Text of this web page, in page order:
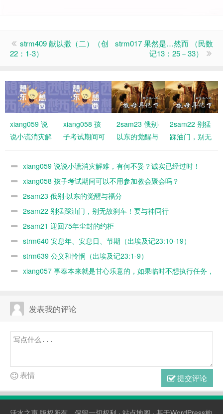
strm409 献以撒（二）（创
22：1-3）
strm017 果然是…然而 （民数
记13：25－33）
xiang059 说
说小谎消灾解
xiang058 孩
子考试期间可
会聚会吗？
2sam23 俄别·
以东的觉醒与
2sam22 别猛
踩油门，别无
神同行
xiang059 说说小谎消灾解难，有何不妥？诚实已经过时！
xiang058 孩子考试期间可以不用参加教会聚会吗？
2sam23 俄别·以东的觉醒与福分
2sam22 别猛踩油门，别无故刹车！要与神同行
2sam21 迎回75年尘封的约柜
strm640 安息年、安息日、节期（出埃及记23:10-19）
strm639 公义和怜悯（出埃及记23:1-9）
xiang057 事奉本来就是甘心乐意的，如果临时不想执行任务，
发表我的评论
提交评论
表情